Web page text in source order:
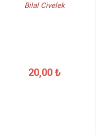
Bilal Civelek
20,00 ₺